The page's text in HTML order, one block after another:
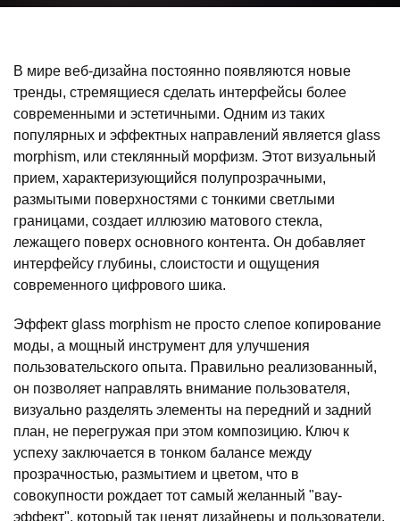
В мире веб-дизайна постоянно появляются новые
тренды, стремящиеся сделать интерфейсы более
современными и эстетичными. Одним из таких
популярных и эффектных направлений является glass
morphism, или стеклянный морфизм. Этот визуальный
прием, характеризующийся полупрозрачными,
размытыми поверхностями с тонкими светлыми
границами, создает иллюзию матового стекла,
лежащего поверх основного контента. Он добавляет
интерфейсу глубины, слоистости и ощущения
современного цифрового шика.
Эффект glass morphism не просто слепое копирование
моды, а мощный инструмент для улучшения
пользовательского опыта. Правильно реализованный,
он позволяет направлять внимание пользователя,
визуально разделять элементы на передний и задний
план, не перегружая при этом композицию. Ключ к
успеху заключается в тонком балансе между
прозрачностью, размытием и цветом, что в
совокупности рождает тот самый желанный "вау-
эффект", который так ценят дизайнеры и пользователи.